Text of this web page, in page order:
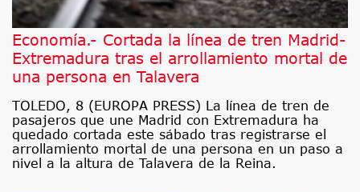
Economía.- Cortada la línea de tren Madrid-
Extremadura tras el arrollamiento mortal de
una persona en Talavera
TOLEDO, 8 (EUROPA PRESS) La línea de tren de
pasajeros que une Madrid con Extremadura ha
quedado cortada este sábado tras registrarse el
arrollamiento mortal de una persona en un paso a
nivel a la altura de Talavera de la Reina.